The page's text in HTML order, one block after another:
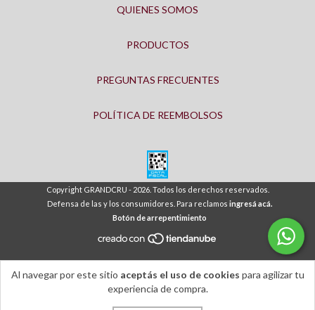
Al navegar por este sitio aceptás el uso de cookies para agilizar tu
experiencia de compra.
QUIENES SOMOS
PRODUCTOS
PREGUNTAS FRECUENTES
POLÍTICA DE REEMBOLSOS
Copyright GRANDCRU - 2026. Todos los derechos reservados.
Defensa de las y los consumidores. Para reclamos ingresá acá.
Botón de arrepentimiento